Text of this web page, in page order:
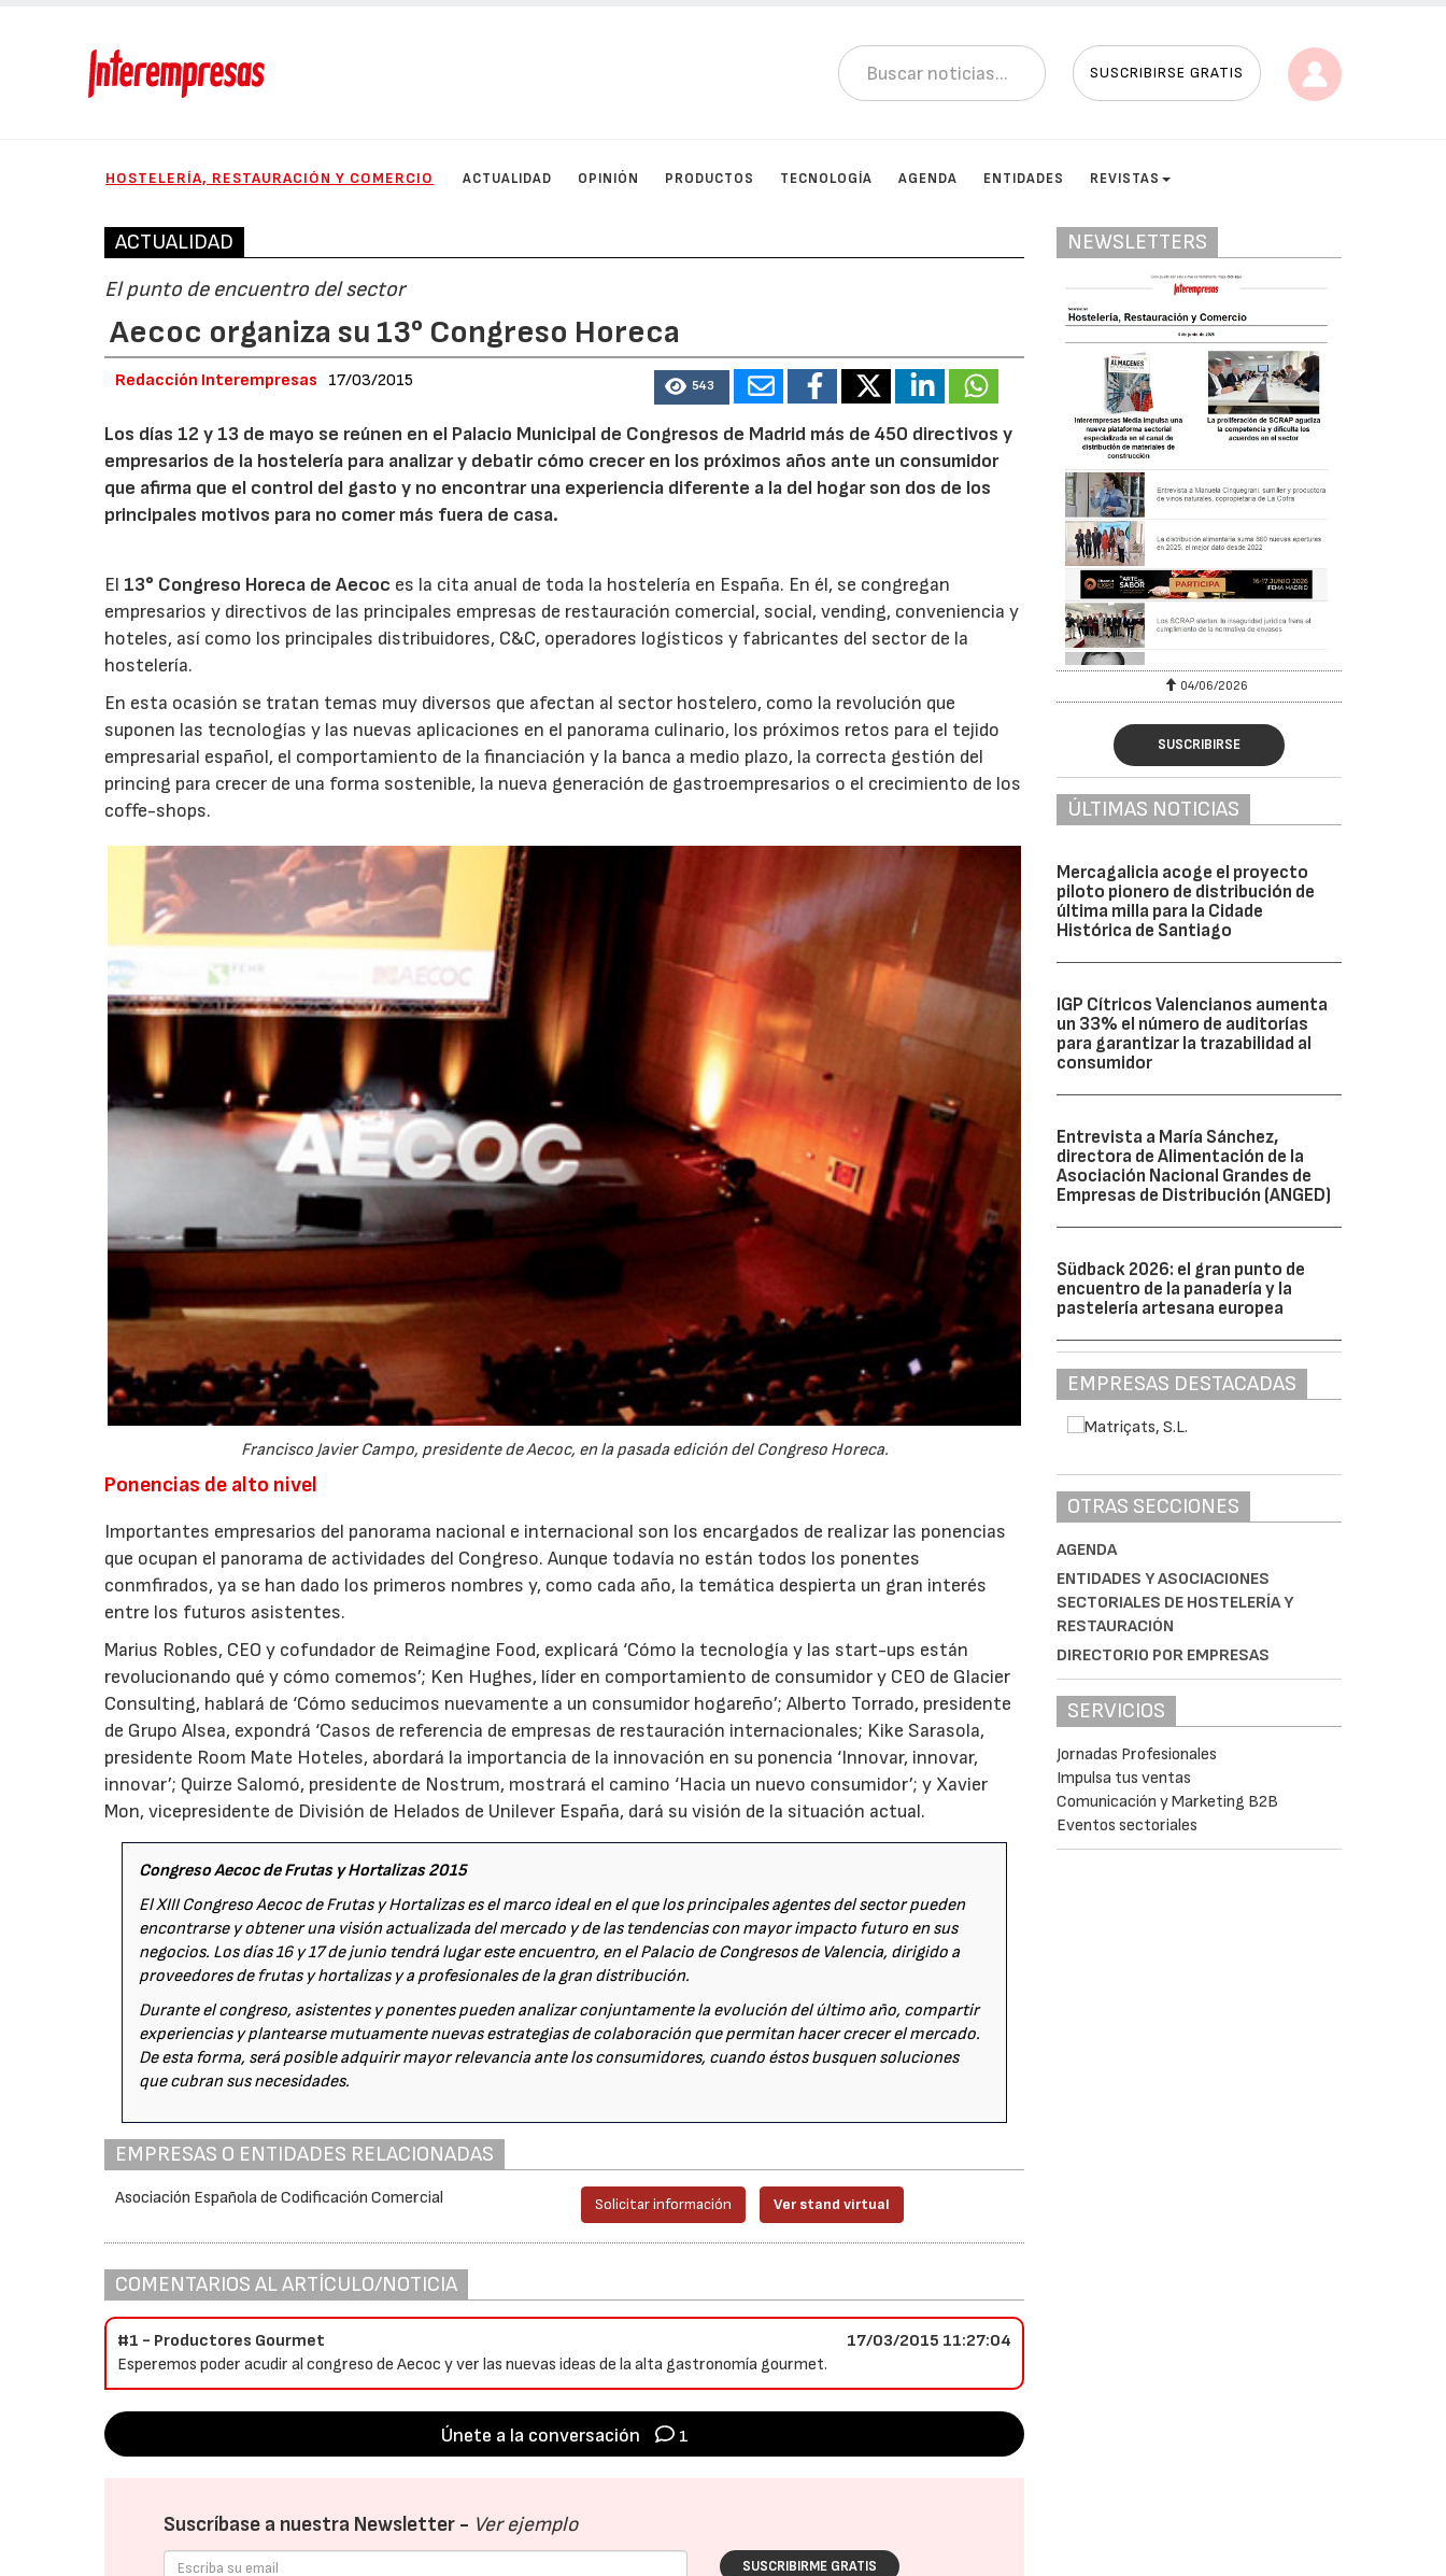
SUSCRIBIRSE GRATIS
HOSTELERÍA, RESTAURACIÓN Y COMERCIO ACTUALIDAD OPINIÓN PRODUCTOS TECNOLOGÍA AGENDA ENTIDADES REVISTAS
ACTUALIDAD
El punto de encuentro del sector
Aecoc organiza su 13° Congreso Horeca
Redacción Interempresas 17/03/2015 543
Los días 12 y 13 de mayo se reúnen en el Palacio Municipal de Congresos de Madrid más de 450 directivos y
empresarios de la hostelería para analizar y debatir cómo crecer en los próximos años ante un consumidor
que afirma que el control del gasto y no encontrar una experiencia diferente a la del hogar son dos de los
principales motivos para no comer más fuera de casa.
El 13° Congreso Horeca de Aecoc es la cita anual de toda la hostelería en España. En él, se congregan
empresarios y directivos de las principales empresas de restauración comercial, social, vending, conveniencia y
hoteles, así como los principales distribuidores, C&C, operadores logísticos y fabricantes del sector de la
hostelería.
En esta ocasión se tratan temas muy diversos que afectan al sector hostelero, como la revolución que
suponen las tecnologías y las nuevas aplicaciones en el panorama culinario, los próximos retos para el tejido
empresarial español, el comportamiento de la financiación y la banca a medio plazo, la correcta gestión del
princing para crecer de una forma sostenible, la nueva generación de gastroempresarios o el crecimiento de los
coffe-shops.
Francisco Javier Campo, presidente de Aecoc, en la pasada edición del Congreso Horeca.
Ponencias de alto nivel
Importantes empresarios del panorama nacional e internacional son los encargados de realizar las ponencias
que ocupan el panorama de actividades del Congreso. Aunque todavía no están todos los ponentes
conmfirados, ya se han dado los primeros nombres y, como cada año, la temática despierta un gran interés
entre los futuros asistentes.
Marius Robles, CEO y cofundador de Reimagine Food, explicará ‘Cómo la tecnología y las start-ups están
revolucionando qué y cómo comemos’; Ken Hughes, líder en comportamiento de consumidor y CEO de Glacier
Consulting, hablará de ‘Cómo seducimos nuevamente a un consumidor hogareño’; Alberto Torrado, presidente
de Grupo Alsea, expondrá ‘Casos de referencia de empresas de restauración internacionales; Kike Sarasola,
presidente Room Mate Hoteles, abordará la importancia de la innovación en su ponencia ‘Innovar, innovar,
innovar’; Quirze Salomó, presidente de Nostrum, mostrará el camino ‘Hacia un nuevo consumidor’; y Xavier
Mon, vicepresidente de División de Helados de Unilever España, dará su visión de la situación actual.
Congreso Aecocde Frutas y Hortalizas 2015
El XIII Congreso Aecoc de Frutas y Hortalizas es el marco ideal en el que los principales agentes del sector pueden
encontrarse y obtener una visión actualizada del mercado y de las tendencias con mayor impacto futuro en sus
negocios. Los días 16 y 17 de junio tendrá lugar este encuentro, en el Palacio de Congresos de Valencia, dirigido a
proveedores de frutas y hortalizas y a profesionales de la gran distribución.
Durante el congreso, asistentes y ponentes pueden analizar conjuntamente la evolución del último año, compartir
experiencias y plantearse mutuamente nuevas estrategias de colaboración que permitan hacer crecer el mercado.
De esta forma, será posible adquirir mayor relevancia ante los consumidores, cuando éstos busquen soluciones
que cubran sus necesidades.
EMPRESAS O ENTIDADES RELACIONADAS
Asociación Española de Codificación Comercial Solicitar información Ver stand virtual
COMENTARIOS AL ARTÍCULO/NOTICIA
#1 - Productores Gourmet
17/03/2015 11:27:04
Esperemos poder acudir al congreso de Aecoc y ver las nuevas ideas de la alta gastronomía gourmet.
Únete a la conversación 1
Suscríbase a nuestra Newsletter - Ver ejemplo
SUSCRIBIRME GRATIS
NEWSLETTERS
04/06/2026
SUSCRIBIRSE
ÚLTIMAS NOTICIAS
Mercagalicia acoge el proyecto
piloto pionero de distribución de
última milla para la Cidade
Histórica de Santiago
IGP Cítricos Valencianos aumenta
un 33% el número de auditorías
para garantizar la trazabilidad al
consumidor
Entrevista a María Sánchez,
directora de Alimentación de la
Asociación Nacional Grandes de
Empresas de Distribución (ANGED)
Südback 2026: el gran punto de
encuentro de la panadería y la
pastelería artesana europea
EMPRESAS DESTACADAS
OTRAS SECCIONES
AGENDA
ENTIDADES Y ASOCIACIONES
SECTORIALES DE HOSTELERÍA Y
RESTAURACIÓN
DIRECTORIO POR EMPRESAS
SERVICIOS
Jornadas Profesionales
Impulsa tus ventas
Comunicación y Marketing B2B
Eventos sectoriales